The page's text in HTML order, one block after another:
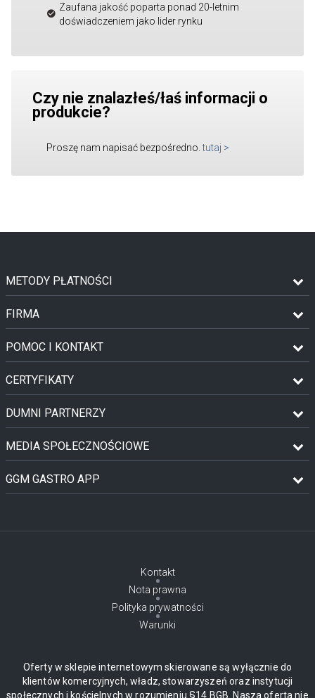
Zaufana jakość poparta ponad 20-letnim
doświadczeniem jako lider rynku
Czy nie znalazłeś/łaś informacji o
produkcie?
Proszę nam napisać bezpośredno. tutaj >
METODY PŁATNOŚCI
FIRMA
POMOC I KONTAKT
CERTYFIKATY
DUMNI PARTNERZY
MEDIA SPOŁECZNOŚCIOWE
GGM GASTRO APP
Kontakt
Nota prawna
Polityka prywatności
Warunki
Oferty w sklepie internetowym skierowane są wyłącznie do
klientów komercyjnych, władz, stowarzyszeń oraz instytucji
społecznych i kościelnych w rozumieniu §14 BGB. Nasza oferta nie